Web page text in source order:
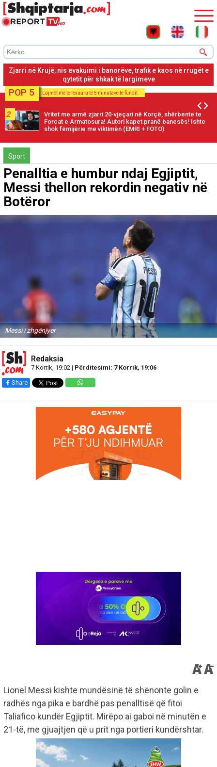
Zjarri në Krujë, nis evakuimi i banorëve, trafik e kaos në rrugët e
qytetit për shkak të largimeve
POP 5 Lajmet më të lexuara të 5 minutave të fundit
2
Vritet me armë zjarri 20-vjeçari në Korçë, shërbente te
Forcat e Armatosura! Autori kapet pranë banesës! Ishte
shok fëmijërie me viktimën (EMRI + FOTO)
Sport
Penalltia e humbur ndaj Egjiptit,
Messi thellon rekordin negativ në
Botëror
Messi i zhgënjyer
Redaksia
7 Korrik, 19:02 | Përditesimi: 7 Korrik, 19:06
Share
Lionel Messi kishte mundësinë të shënonte golin e
radhës nga pika e bardhë pas penalltisë që fitoi
Taliafico kundër Egjiptit. Mirëpo ai gaboi në minutën e
21-të, me gjuajtjen që u prit nga portieri kundërshtar.